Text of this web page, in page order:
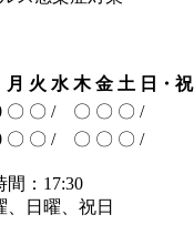
月 火 水 木 金 土 日・祝
〇 〇 / 〇 〇 〇 /
〇 〇 / 〇 〇 〇 /
：17:30
、日曜、祝日